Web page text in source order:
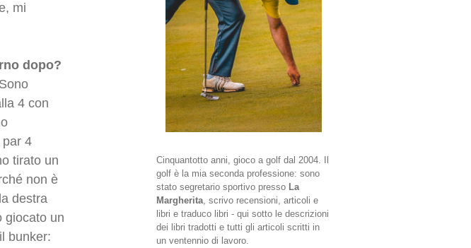
mi
dopo?
4 con
par 4
tirato un
non è
destra
giocato un
bunker:
Cinquantotto anni, gioco a golf dal 2004. Il
golf è la mia seconda professione: sono
stato segretario sportivo presso La
Margherita, scrivo recensioni, articoli e
libri e traduco libri - qui sotto le descrizioni
dei libri tradotti e tutti gli articoli scritti in
un ventennio di lavoro.